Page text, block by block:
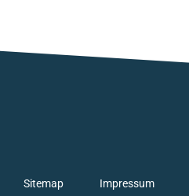
Sitemap Impressum